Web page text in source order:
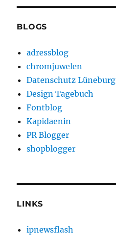
BLOGS
adressblog
chromjuwelen
Datenschutz Lüneburg
Design Tagebuch
Fontblog
Kapidaenin
PR Blogger
shopblogger
LINKS
ipnewsflash